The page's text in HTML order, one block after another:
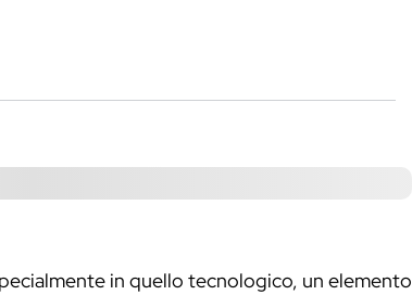
in quello tecnologico, un elemento